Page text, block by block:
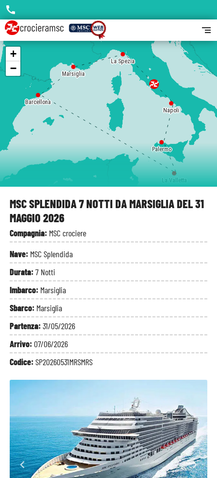
MSC SPLENDIDA 7 NOTTI DA MARSIGLIA DEL 31
MAGGIO 2026
Compagnia: MSC crociere
Nave: MSC Splendida
Durata:7 Notti
Imbarco: Marsiglia
Sbarco: Marsiglia
Partenza:31/05/2026
Arrivo: 07/06/2026
Codice:SP20260531MRSMRS
Marsiglia
La Spezia
Napoli
Palermo
La Valletta
Barcellona
+
−
call
segment